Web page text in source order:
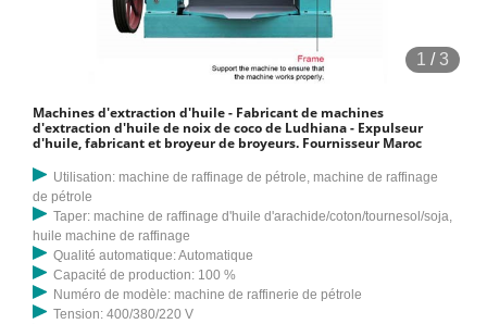
1 /3
Machines d'extraction d'huile - Fabricant de machines
d'extraction d'huile de noix de coco de Ludhiana - Expulseur
d'huile, fabricant et broyeur de broyeurs. Fournisseur Maroc
Utilisation: machine de raffinage de pétrole, machine de raffinage
de pétrole
Taper: machine de raffinage d'huile d'arachide/coton/tournesol/soja,
huile machine de raffinage
Qualité automatique: Automatique
Capacité de production: 100 %
Numéro de modèle: machine de raffinerie de pétrole
Tension: 400/380/220 V